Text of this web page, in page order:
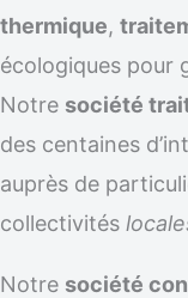
thermique,
écologiques pour
Notre société
des centaines
auprès de
collectivités
Notre société